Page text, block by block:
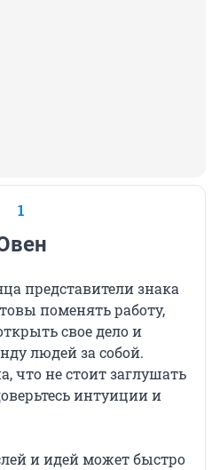
1
представители знака
поменять работу,
свое дело и
людей за собой.
что не стоит заглушать
интуиции и
и идей может быстро